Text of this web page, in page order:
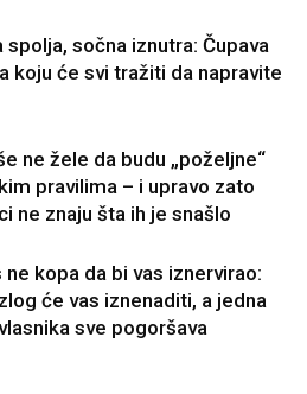
spolja, sočna iznutra: Čupava
koju će svi tražiti da napravite
ne žele da budu „poželjne“
pravilima – i upravo zato
ne znaju šta ih je snašlo
ne kopa da bi vas iznervirao:
će vas iznenaditi, a jedna
sve pogoršava